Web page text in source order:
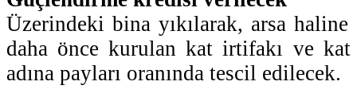
Üzerindeki bina yıkılarak, arsa haline
daha önce kurulan kat irtifakı ve
adına payları oranında tescil edilecek.